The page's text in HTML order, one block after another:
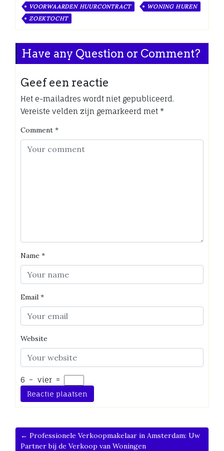
VOORWAARDEN HUURCONTRACT
WONING HUREN
ZOEKTOCHT
Have any Question or Comment?
Geef een reactie
Het e-mailadres wordt niet gepubliceerd.
Vereiste velden zijn gemarkeerd met *
Comment *
Name *
Email *
Website
6 − vier =
← Professionele Verkoopmakelaar in Amsterdam: Uw
Partner bij de Verkoop van Woningen